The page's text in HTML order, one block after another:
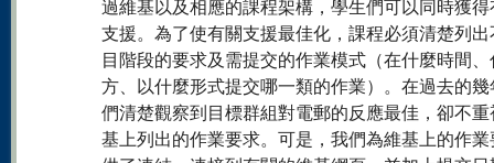
過維基以及相應的課程架構，學生們可以同時獲
支援。為了使有關支援最佳化，課程必須清楚列
目階段的要求及需提交的作業模式（在什麼時間
方、以什麼形式提交哪一類的作業）。在過去的
們清楚觀察到目標群組對電郵的反應最佳，卻不
基上列出的作業要求。可是，我們為維基上的作